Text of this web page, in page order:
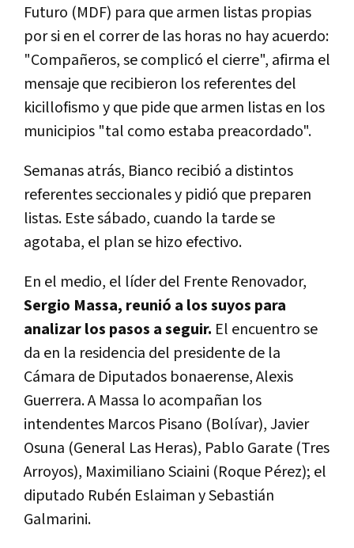
Futuro (MDF) para que armen listas propias
por si en el correr de las horas no hay acuerdo:
"Compañeros, se complicó el cierre", afirma el
mensaje que recibieron los referentes del
kicillofismo y que pide que armen listas en los
municipios "tal como estaba preacordado".
Semanas atrás, Bianco recibió a distintos
referentes seccionales y pidió que preparen
listas. Este sábado, cuando la tarde se
agotaba, el plan se hizo efectivo.
En el medio, el líder del Frente Renovador,
Sergio Massa, reunió a los suyos para
analizar los pasos a seguir. El encuentro se
da en la residencia del presidente de la
Cámara de Diputados bonaerense, Alexis
Guerrera. A Massa lo acompañan los
intendentes Marcos Pisano (Bolívar), Javier
Osuna (General Las Heras), Pablo Garate (Tres
Arroyos), Maximiliano Sciaini (Roque Pérez); el
diputado Rubén Eslaiman y Sebastián
Galmarini.